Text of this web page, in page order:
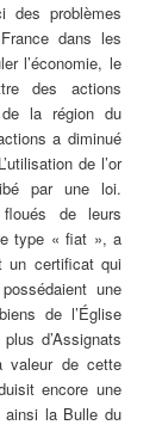
des problèmes
dans les
l’économie, le
des actions
la région du
a diminué
de l’or
par une loi.
de leurs
type « fiat », a
un certificat qui
une
de l’Église
d’Assignats
valeur de cette
encore une
ainsi la Bulle du